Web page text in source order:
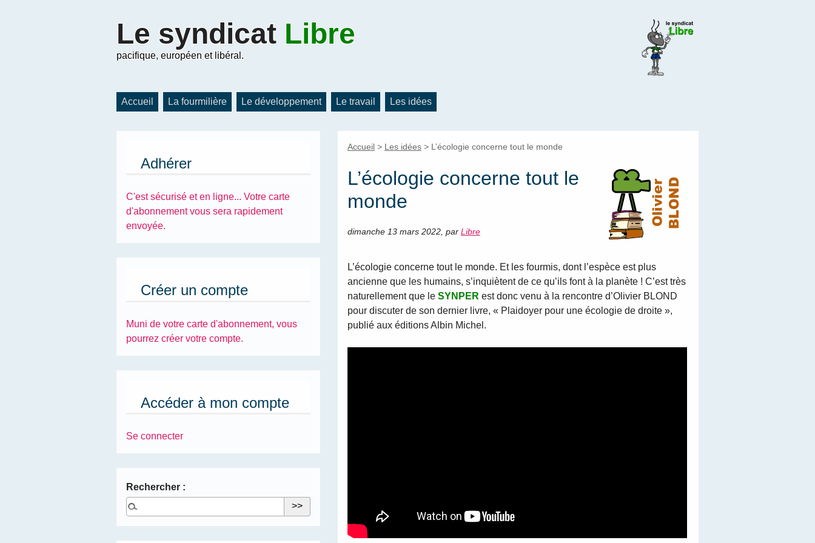
Le syndicat Libre
pacifique, européen et libéral.
Accueil La fourmilière Le développement Le travail Les idées
Accueil> Les idées> L’écologie concerne tout le monde
L’écologie concerne tout le
monde
dimanche 13 mars 2022, par Libre
L’écologie concerne tout le monde. Et les fourmis, dont l’espèce est plus
ancienne que les humains, s’inquiètent de ce qu’ils font à la planète ! C’est très
naturellement que le SYNPER est donc venu à la rencontre d’Olivier BLOND
pour discuter de son dernier livre, « Plaidoyer pour une écologie de droite »,
publié aux éditions Albin Michel.
Adhérer
C'est sécurisé et en ligne... Votre carte
d'abonnement vous sera rapidement
envoyée.
Créer un compte
Muni de votre carte d'abonnement, vous
pourrez créer votre compte.
Accéder à mon compte
Se connecter
Rechercher :